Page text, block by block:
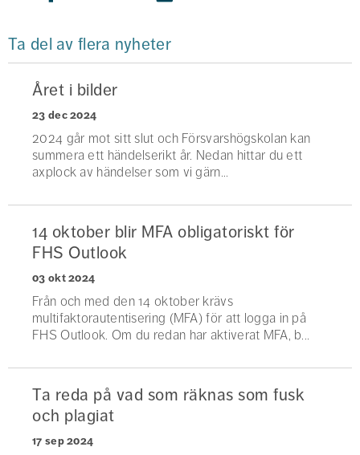
Ta del av flera nyheter
Året i bilder
23 dec 2024
2024 går mot sitt slut och Försvarshögskolan kan
summera ett händelserikt år. Nedan hittar du ett
axplock av händelser som vi gärn...
14 oktober blir MFA obligatoriskt för
FHS Outlook
03 okt 2024
Från och med den 14 oktober krävs
multifaktorautentisering (MFA) för att logga in på
FHS Outlook. Om du redan har aktiverat MFA, b...
Ta reda på vad som räknas som fusk
och plagiat
17 sep 2024